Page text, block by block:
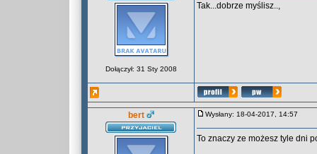
Dołączył: 31 Sty 2008
Tak...dobrze myślisz..,
bert Wysłany: 18-04-2017, 14:57
To znaczy ze możesz tyle dni